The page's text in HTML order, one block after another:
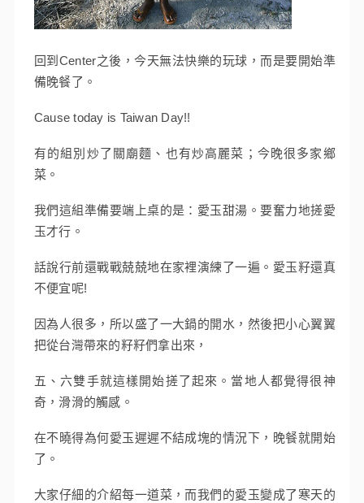
回到Center之後，今天無法快樂的玩球，而是要開始準
備晚餐了。
Cause today is Taiwan Day!!
有的組別炒了關廟麵、也有炒高麗菜；今晚很多家鄉
菜。
我們這組準備要端上桌的是：愛玉甜湯。要奮力地搓愛
玉才行。
話說行前還戰戰兢兢地在家裡演練了一遍。愛玉籽還真
不便宜呢!
因為人很多，所以盛了一大鍋的開水，然後把小心翼翼
把從台灣帶來的籽籽們拿出來，
五、六雙手就這樣開始搓了起來。當地人都覺得很神
奇，滑滑的觸感。
在不曉得為何愛玉遲遲不結成塊的情況下，晚餐就開始
了。
大家仔細的介紹每一道菜，而我們的愛玉變成了寒天的